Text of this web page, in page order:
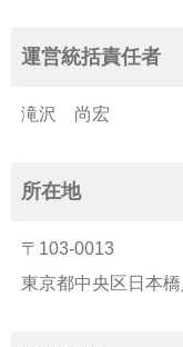
運営統括責任者
滝沢 尚宏
所在地
〒103-0013
東京都中央区日本